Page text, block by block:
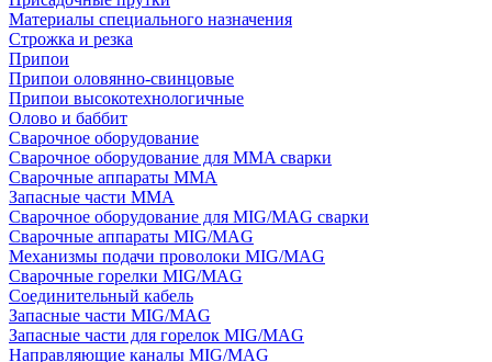
Материалы специального назначения
Строжка и резка
Припои
Припои оловянно-свинцовые
Припои высокотехнологичные
Олово и баббит
Сварочное оборудование
Сварочное оборудование для MMA сварки
Сварочные аппараты MMA
Запасные части MMA
Сварочное оборудование для MIG/MAG сварки
Сварочные аппараты MIG/MAG
Механизмы подачи проволоки MIG/MAG
Сварочные горелки MIG/MAG
Соединительный кабель
Запасные части MIG/MAG
Запасные части для горелок MIG/MAG
Направляющие каналы MIG/MAG